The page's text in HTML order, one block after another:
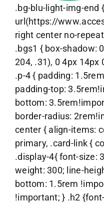
.bg-blu-light-img-end
url(https://
right center no-
.bgs1 { box-shadow:
204, .31), 0 4px 14px
.p-4 { padding:
padding-top:
bottom:
border-radius:
center { align-items:
primary, .card-link {
.display-4{ font-size:
weight: 300; line-
bottom: 1.5rem
!important; } .h2